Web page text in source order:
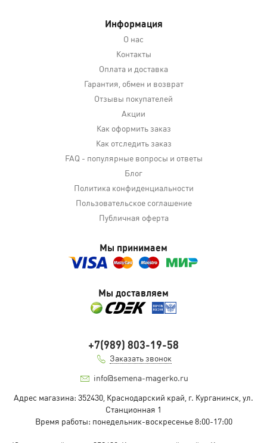
Информация
О нас
Контакты
Оплата и доставка
Гарантия, обмен и возврат
Отзывы покупателей
Акции
Как оформить заказ
Как отследить заказ
FAQ - популярные вопросы и ответы
Блог
Политика конфиденциальности
Пользовательское соглашение
Публичная оферта
Мы принимаем
Мы доставляем
+7(989) 803-19-58
Заказать звонок
info@semena-magerko.ru
Адрес магазина: 352430, Краснодарский край, г. Курганинск, ул.
Станционная 1
Время работы: понедельник-воскресенье 8:00-17:00